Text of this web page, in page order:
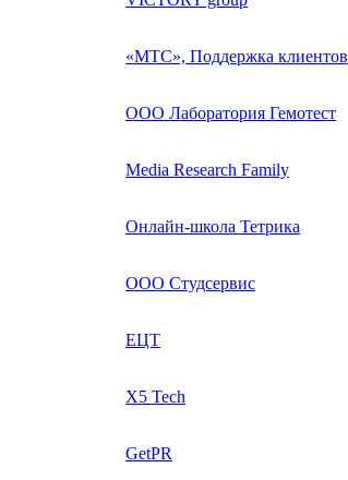
«МТС», Поддержка клиентов
ООО Лаборатория Гемотест
Media Research Family
Онлайн-школа Тетрика
ООО Студсервис
ЕЦТ
X5 Tech
GetPR